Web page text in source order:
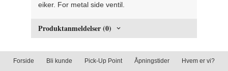
eiker. For metal side ventil.
Produktanmeldelser (0)
Forside Bli kunde Pick-Up Point Åpningstider Hvem er vi?